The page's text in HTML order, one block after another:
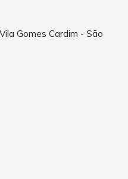
Gomes Cardim - São